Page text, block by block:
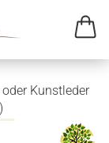
Kunstleder